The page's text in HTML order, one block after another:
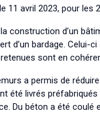
11 avril 2023, pour les
construction d’un
d’un bardage. Celui-
sont en
a permis de
été livrés
Du béton a été coulé